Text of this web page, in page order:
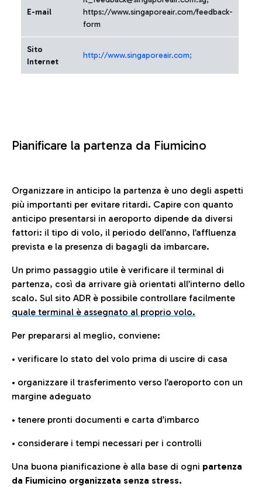
E-mail
https://www.singaporeair.com/feedback-
form
Sito
Internet
http://www.singaporeair.com;
Pianificare la partenza da Fiumicino
Organizzare in anticipo la partenza è uno degli aspetti
più importanti per evitare ritardi. Capire con quanto
anticipo presentarsi in aeroporto dipende da diversi
fattori: il tipo di volo, il periodo dell’anno, l’affluenza
prevista e la presenza di bagagli da imbarcare.
Un primo passaggio utile è verificare il terminal di
partenza, così da arrivare già orientati all’interno dello
scalo. Sul sito ADR è possibile controllare facilmente
quale terminal è assegnato al proprio volo.
Per prepararsi al meglio, conviene:
• verificare lo stato del volo prima di uscire di casa
• organizzare il trasferimento verso l’aeroporto con un
margine adeguato
• tenere pronti documenti e carta d’imbarco
• considerare i tempi necessari per i controlli
Una buona pianificazione è alla base di ogni partenza
da Fiumicino organizzata senza stress.